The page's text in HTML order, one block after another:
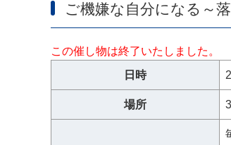
ご機嫌な自分になる～
この催し物は終了いたしました。
日時
場所